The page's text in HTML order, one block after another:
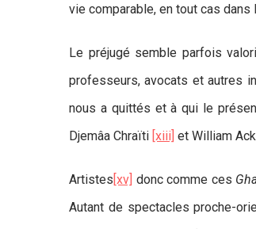
vie comparable, en tout cas
Le préjugé semble parfois
professeurs, avocats et autres
nous a quittés et à qui le
Djemâa Chraïti [xiii] et William
Artistes[xv] donc comme ces
Autant de spectacles proche-